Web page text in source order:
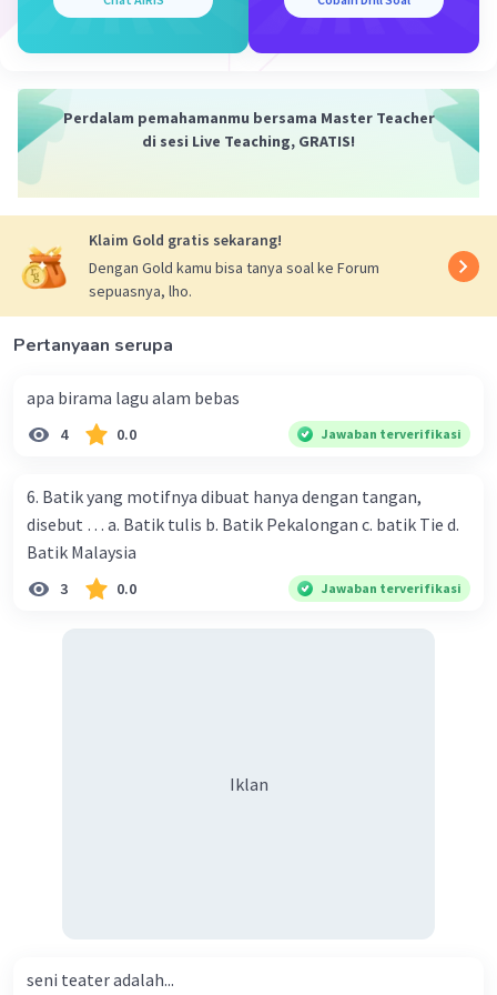
- Tingkatan Akor: Minor
- Paduan Nada: A - C - E
Perdalam pemahamanmu bersama Master Teacher
di sesi Live Teaching, GRATIS!
Klaim Gold gratis sekarang!
Dengan Gold kamu bisa tanya soal ke Forum
sepuasnya, lho.
Pertanyaan serupa
apa birama lagu alam bebas
4 0.0 Jawaban terverifikasi
6. Batik yang motifnya dibuat hanya dengan tangan,
disebut … a. Batik tulis b. Batik Pekalongan c. batik Tie d.
Batik Malaysia
3 0.0 Jawaban terverifikasi
Iklan
seni teater adalah...